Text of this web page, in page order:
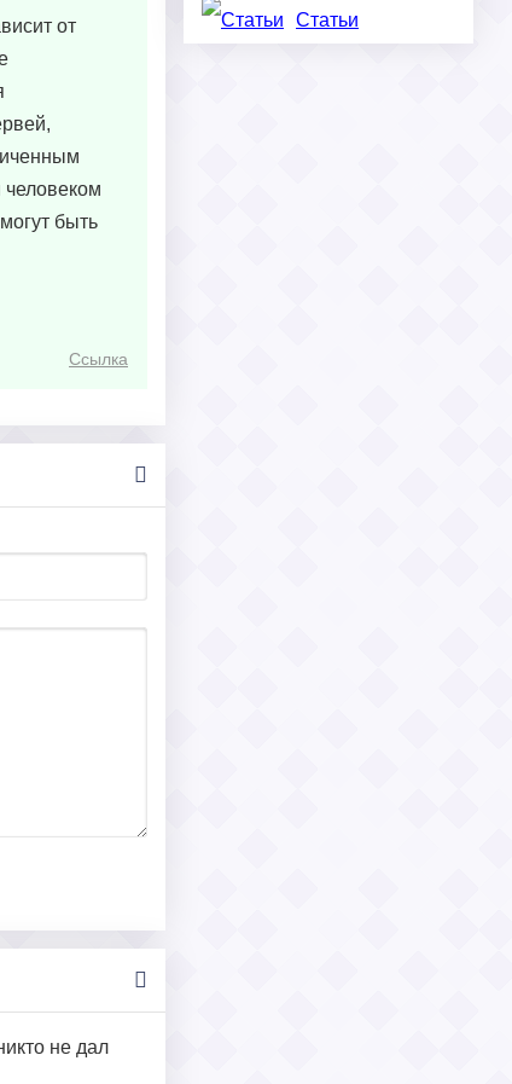
Статьи
от
человеком
быть
Ссылка
не дал